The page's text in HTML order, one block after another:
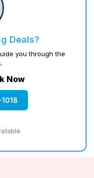
Deals?
you through the
Now